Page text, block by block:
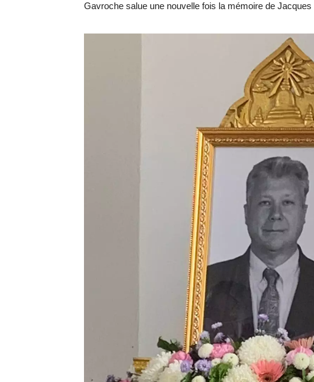
Gavroche salue une nouvelle fois la mémoire de Jacques